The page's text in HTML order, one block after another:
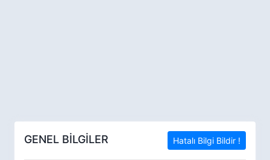
GENEL BİLGİLER Hatalı Bilgi Bildir !